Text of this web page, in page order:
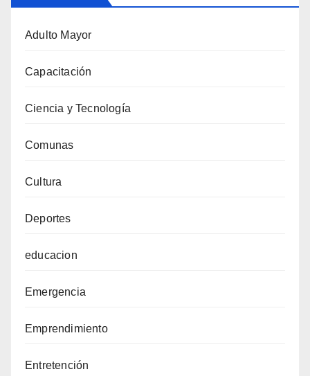
Adulto Mayor
Capacitación
Ciencia y Tecnología
Comunas
Cultura
Deportes
educacion
Emergencia
Emprendimiento
Entretención